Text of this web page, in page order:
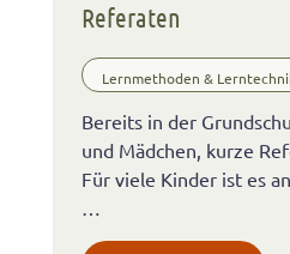
Referaten
Lernmethoden &
Bereits in der
und Mädchen, kurze
Für viele Kinder ist es
…